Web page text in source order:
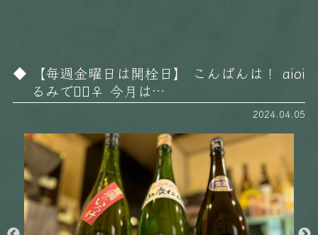
【毎週金曜日は開栓日】 こんばんは！ aioi
るみです🏻‍♀️ 今月は…
2024.04.05